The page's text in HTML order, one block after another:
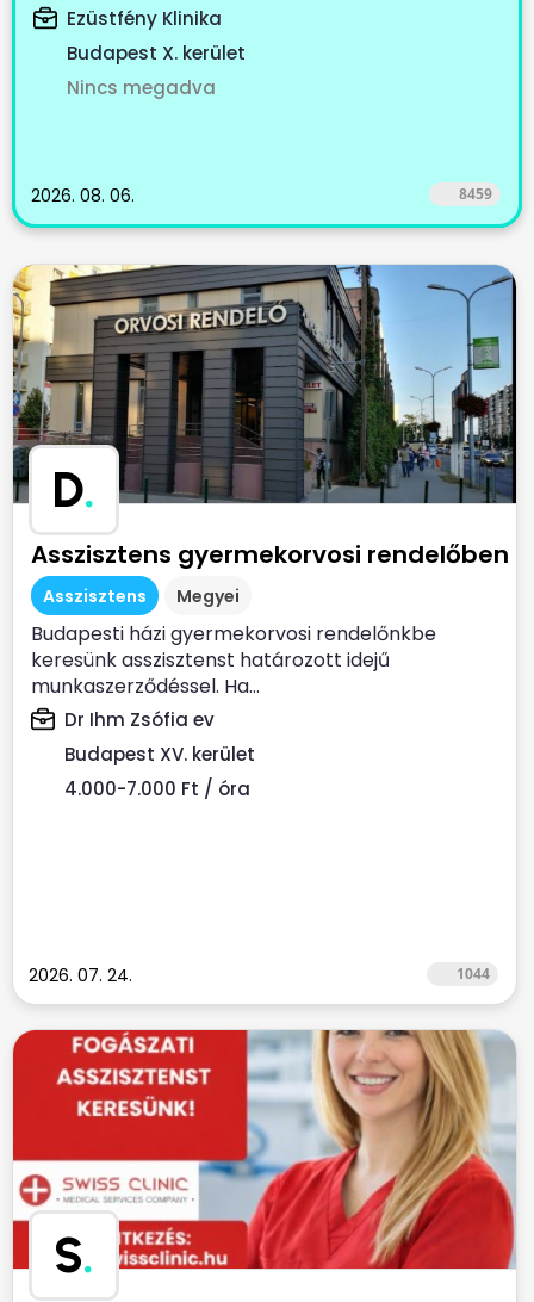
Ezüstfény Klinika
Budapest X. kerület
Nincs megadva
2026. 08. 06. 8459
D.
Asszisztens gyermekorvosi rendelőben
Asszisztens Megyei
Budapesti házi gyermekorvosi rendelőnkbe
keresünk asszisztenst határozott idejű
munkaszerződéssel. Ha...
Dr Ihm Zsófia ev
Budapest XV. kerület
4.000-7.000 Ft / óra
2026. 07. 24. 1044
S.